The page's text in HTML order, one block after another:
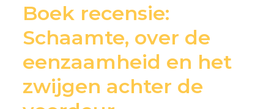
Boek recensie:
Schaamte, over de
eenzaamheid en het
zwijgen achter de